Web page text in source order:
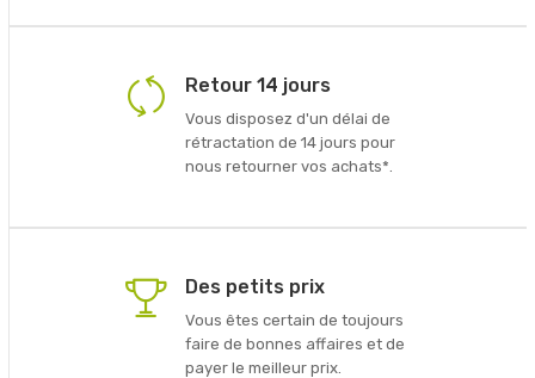
Retour 14 jours
Vous disposez d'un délai de
rétractation de 14 jours pour
nous retourner vos achats*.
Des petits prix
Vous êtes certain de toujours
faire de bonnes affaires et de
payer le meilleur prix.